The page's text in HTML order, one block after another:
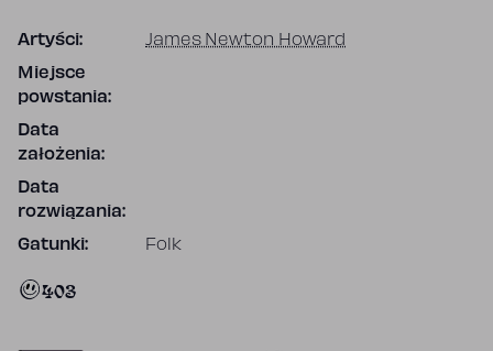
Artyści: James Newton Howard
Miejsce
powstania:
Data
założenia:
Data
rozwiązania:
Gatunki: Folk
403